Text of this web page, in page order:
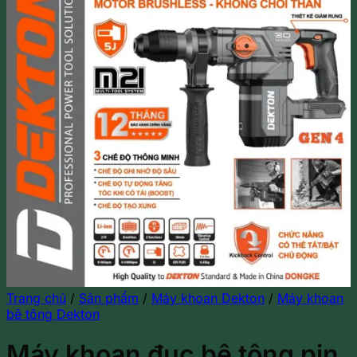
Trang chủ / Sản phẩm / Máy khoan Dekton / Máy khoan
bê tông Dekton